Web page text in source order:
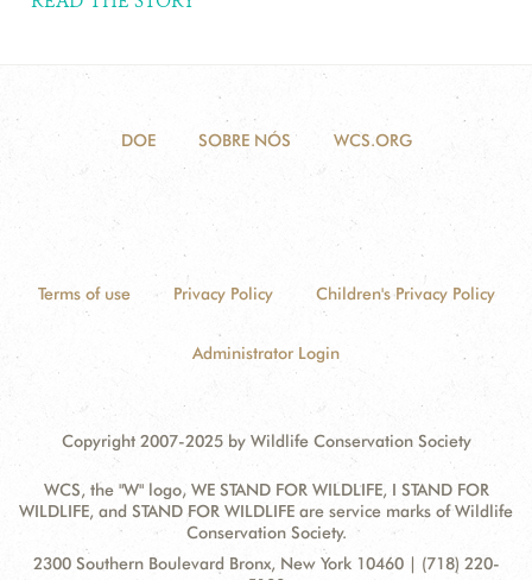
DOE SOBRE NÓS WCS.ORG
Terms of use Privacy Policy Children's Privacy Policy
Administrator Login
Copyright 2007-2025 by Wildlife Conservation Society
WCS, the "W" logo, WE STAND FOR WILDLIFE, I STAND FOR
WILDLIFE, and STAND FOR WILDLIFE are service marks of Wildlife
Conservation Society.
Contact
Address:
2300 Southern Boulevard Bronx, New York 10460 | (718) 220-